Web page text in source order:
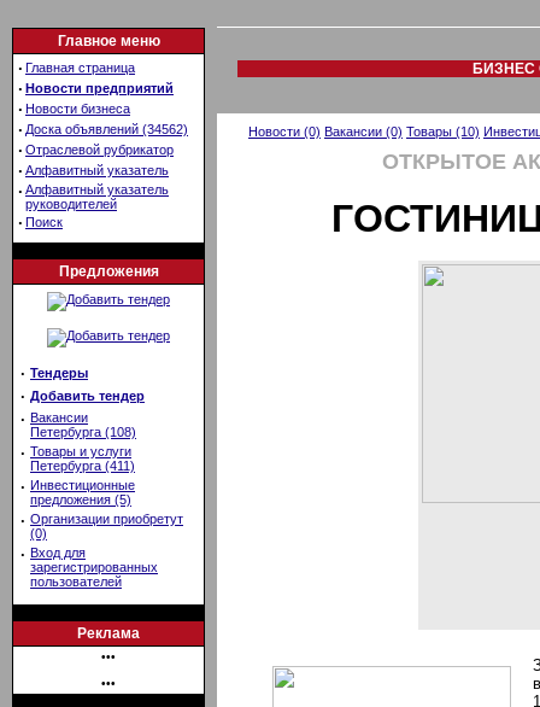
Главное меню
· Главная страница
· Новости предприятий
· Новости бизнеса
· Доска объявлений (34562)
· Отраслевой рубрикатор
· Алфавитный указатель
· Алфавитный указатель
руководителей
· Поиск
Предложения
· Тендеры
· Добавить тендер
· Вакансии
Петербурга (108)
· Товары и услуги
Петербурга (411)
· Инвестиционные
предложения (5)
· Организации приобретут
(0)
· Вход для
зарегистрированных
пользователей
Реклама
•••
•••
БИЗНЕС
Новости (0) Вакансии (0) Товары (10)
ОТКРЫТОЕ